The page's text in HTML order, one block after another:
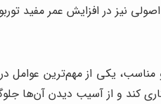
نیز در افزایش عمر مفید
مناسب، یکی از مهم‌ترین عوامل
کند و از آسیب دیدن آن‌ها